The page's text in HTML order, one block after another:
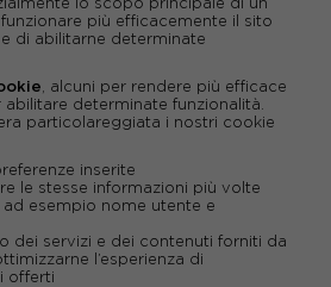
più efficacemente il sito
e di abilitarne determinate
, alcuni per rendere più efficace
abilitare determinate funzionalità.
particolareggiata i nostri cookie
inserite
le stesse informazioni più volte
esempio nome utente e
dei servizi e dei contenuti forniti da
l’esperienza di
offerti